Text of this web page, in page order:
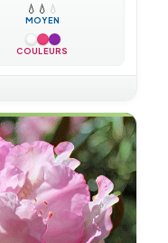
💧 💧 💧
MOYEN
COULEURS